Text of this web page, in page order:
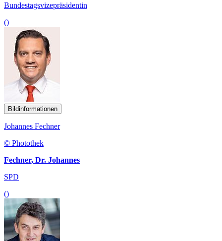
Bundestagsvizepräsidentin
()
Bildinformationen
Johannes Fechner
© Photothek
Fechner, Dr. Johannes
SPD
()